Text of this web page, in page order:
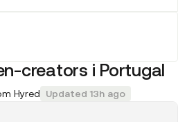
creators i Portugal
Hyred Updated 13h ago